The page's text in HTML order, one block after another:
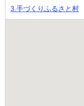
3.手づくりふるさと村